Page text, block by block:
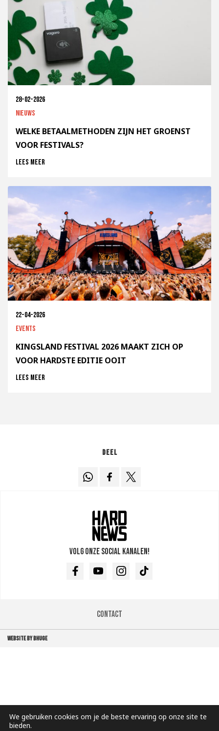
28-02-2026
Nieuws
WELKE BETAALMETHODEN ZIJN HET GROENST
VOOR FESTIVALS?
Lees meer
22-04-2026
Events
KINGSLAND FESTIVAL 2026 MAAKT ZICH OP
VOOR HARDSTE EDITIE OOIT
Lees meer
Deel
Volg onze social kanalen!
FacebookYoutubeInstagramTikTok
Contact
WEBSITE BY BHUGE
We gebruiken cookies om je de beste ervaring op onze site te
bieden.